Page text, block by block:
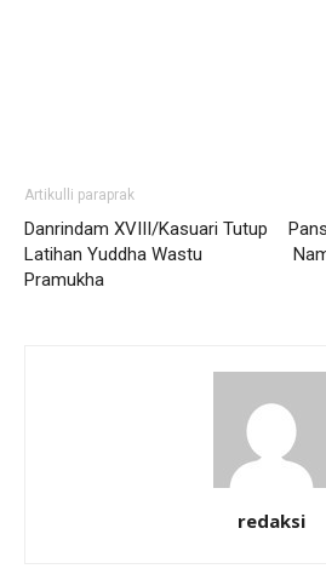
Artikulli paraprak
Danrindam XVIII/Kasuari Tutup
Latihan Yuddha Wastu
Pramukha
redaksi